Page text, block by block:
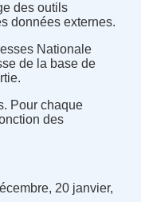
des outils
données externes.
Nationale
de la base de
Pour chaque
des
20 janvier,